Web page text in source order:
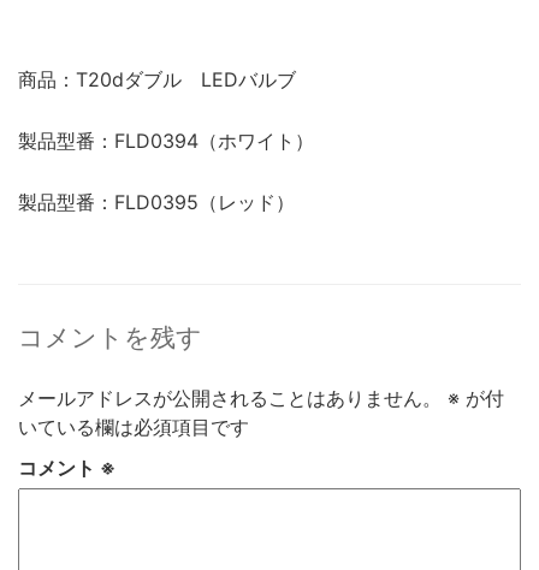
商品：T20dダブル LEDバルブ
製品型番：FLD0394（ホワイト）
製品型番：FLD0395（レッド）
コメントを残す
メールアドレスが公開されることはありません。 ※ が付
いている欄は必須項目です
コメント ※